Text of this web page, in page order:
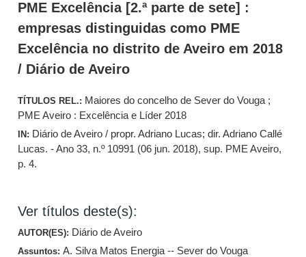
PME Excelência [2.ª parte de sete] :
empresas distinguidas como PME
Excelência no distrito de Aveiro em 2018
/ Diário de Aveiro
TÍTULOS REL.: Maiores do concelho de Sever do Vouga ;
PME Aveiro : Excelência e Líder 2018
IN: Diário de Aveiro / propr. Adriano Lucas; dir. Adriano Callé
Lucas. - Ano 33, n.º 10991 (06 jun. 2018), sup. PME Aveiro,
p. 4.
Ver títulos deste(s):
AUTOR(ES): Diário de Aveiro
Assuntos:A. Silva Matos Energia -- Sever do Vouga